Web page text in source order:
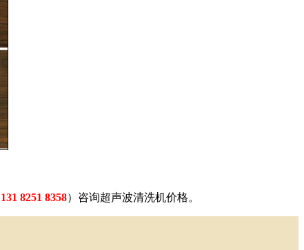
131 8251 8358）咨询超声波清洗机价格。